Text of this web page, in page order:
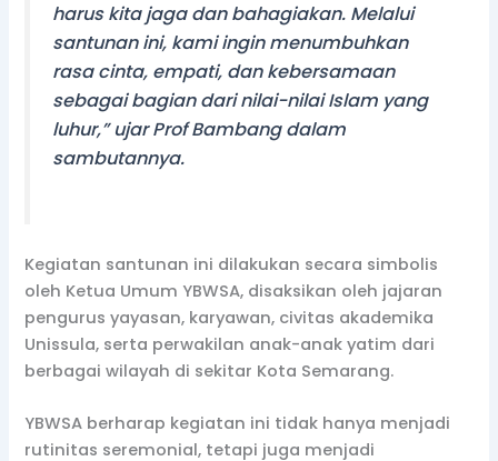
harus kita jaga dan bahagiakan. Melalui
santunan ini, kami ingin menumbuhkan
rasa cinta, empati, dan kebersamaan
sebagai bagian dari nilai-nilai Islam yang
luhur,” ujar Prof Bambang dalam
sambutannya.
Kegiatan santunan ini dilakukan secara simbolis
oleh Ketua Umum YBWSA, disaksikan oleh jajaran
pengurus yayasan, karyawan, civitas akademika
Unissula, serta perwakilan anak-anak yatim dari
berbagai wilayah di sekitar Kota Semarang.
YBWSA berharap kegiatan ini tidak hanya menjadi
rutinitas seremonial, tetapi juga menjadi